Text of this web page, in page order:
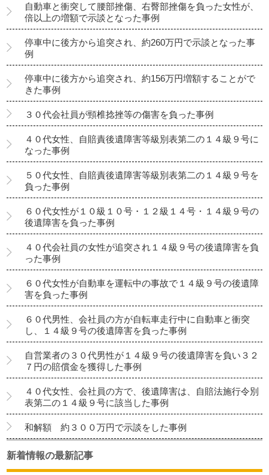
自動車と衝突して腰部挫傷、右臀部挫傷を負った女性が、
倍以上の増額で示談となった事例
停車中に後方から追突され、約260万円で示談となった事
例
停車中に後方から追突され、約156万円増額することがで
きた事例
３０代会社員が頸椎捻挫等の傷害を負った事例
４０代女性、自賠責後遺障害等級別表第二の１４級９号に
なった事例
５０代女性、自賠責後遺障害等級別表第二の１４級９号を
負った事例
６０代女性が１０級１０号・１２級１４号・１４級９号の
後遺障害を負った事例
４０代会社員の女性が追突され１４級９号の後遺障害を負
った事例
６０代女性が自動車を運転中の事故で１４級９号の後遺障
害を負った事例
６０代男性、会社員の方が自転車走行中に自動車と衝突
し、１４級９号の後遺障害を負った事例
自営業者の３０代男性が１４級９号の後遺障害を負い３２
７円の賠償金を獲得した事例
４０代女性、会社員の方で、後遺障害は、自賠法施行令別
表第二の１４級９号に該当した事例
和解額 約３００万円で示談をした事例
新着情報の最新記事